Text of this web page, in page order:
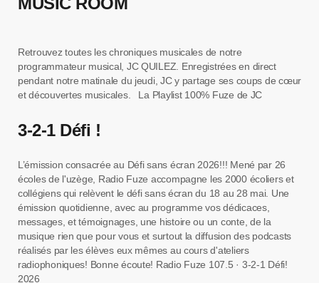
Retrouvez toutes les chroniques musicales de notre
programmateur musical, JC QUILEZ. Enregistrées en direct
pendant notre matinale du jeudi, JC y partage ses coups de cœur
et découvertes musicales. La Playlist 100% Fuze de JC
3-2-1 Défi !
L’émission consacrée au Défi sans écran 2026!!! Mené par 26
écoles de l'uzège, Radio Fuze accompagne les 2000 écoliers et
collégiens qui relèvent le défi sans écran du 18 au 28 mai. Une
émission quotidienne, avec au programme vos dédicaces,
messages, et témoignages, une histoire ou un conte, de la
musique rien que pour vous et surtout la diffusion des podcasts
réalisés par les élèves eux mêmes au cours d'ateliers
radiophoniques! Bonne écoute! Radio Fuze 107.5 · 3-2-1 Défi!
2026